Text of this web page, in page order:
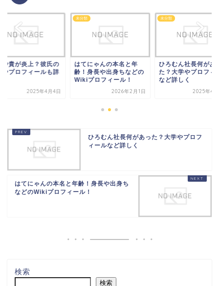
紗貴が炎上？彼氏の
やプロフィールも詳
2025年4月4日
未分類
はてにゃんの本名と年
齢！身長や出身ちなどの
Wikiプロフィール！
2026年2月1日
未分類
ひろむん社長何があ
た？大学やプロフィ
など詳しく
2025年4
ひろむん社長何があった？大学やプロフ
ィールなど詳しく
はてにゃんの本名と年齢！身長や出身ち
などのWikiプロフィール！
検索
検索